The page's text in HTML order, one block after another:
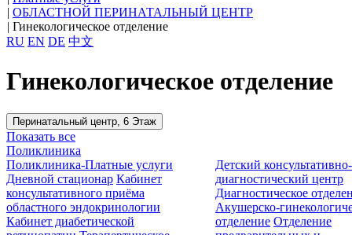
| ОБЛАСТНОЙ ПЕРИНАТАЛЬНЫЙ ЦЕНТР
| Гинекологическое отделение
RU EN DE 中文
Гинекологическое отделение
Перинатальный центр, 6 Этаж
Показать все
Поликлиника
Поликлиника-Платные услуги
Дневной стационар Кабинет
консультативного приёма
областного эндокринологии
Кабинет диабетической
Детский консультативно-
диагностический центр
Диагностическое
Акушерско-
отделение Отделение